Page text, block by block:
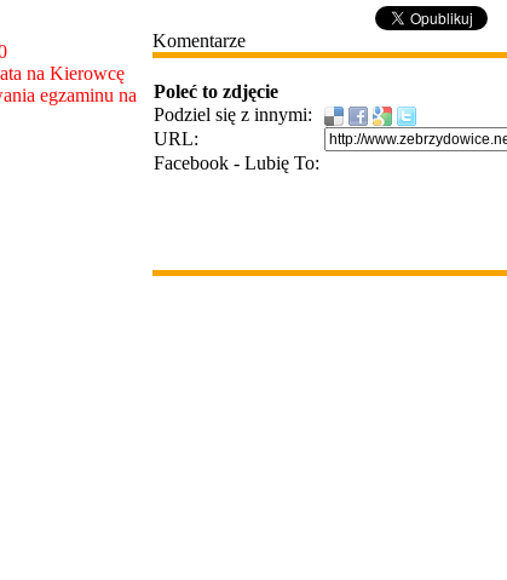
na Kierowcę
egzaminu na
Komentarze
Poleć to zdjęcie
Podziel się z innymi:
URL:
Facebook - Lubię To: